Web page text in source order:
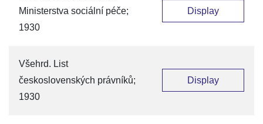
Ministerstva sociální péče;
1930
Display
Všehrd. List
československých právníků;
1930
Display